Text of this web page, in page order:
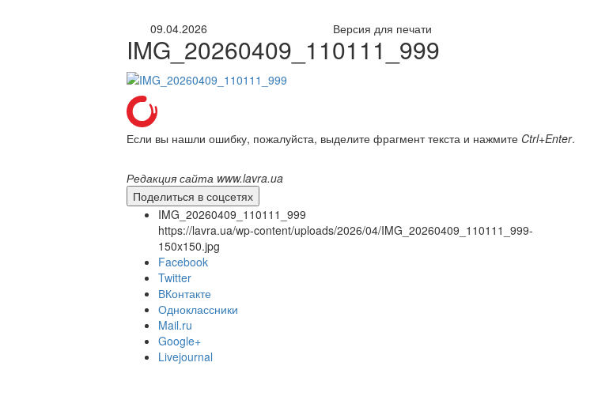
Перейти
09.04.2026 Версия для печати
IMG_20260409_110111_999
Если вы нашли ошибку, пожалуйста, выделите фрагмент текста и нажмите Ctrl+Enter.
Редакция сайта www.lavra.ua
Поделиться в соцсетях
IMG_20260409_110111_999
https://lavra.ua/wp-content/uploads/2026/04/IMG_20260409_110111_999-
150x150.jpg
Facebook
Twitter
ВКонтакте
Одноклассники
Mail.ru
Google+
Livejournal